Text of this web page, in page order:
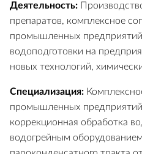
Деятельность:
препаратов, комплексное
промышленных
водоподготовки на
новых технологий,
Специализация:
промышленных
коррекционная обработка
водогрейным